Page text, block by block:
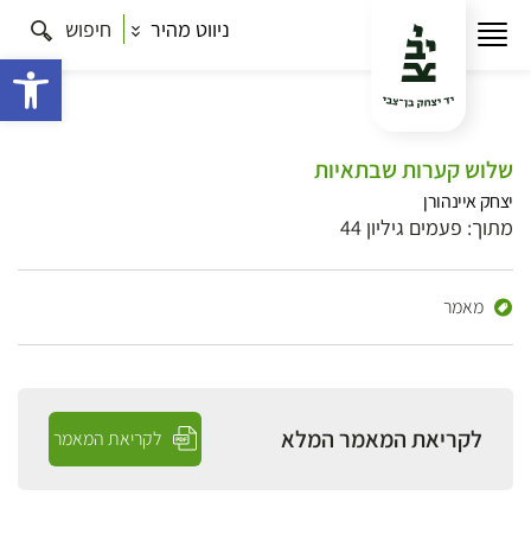
ניווט מהיר חיפוש
שלוש קערות שבתאיות
יצחק איינהורן
מתוך: פעמים גיליון 44
מאמר
לקריאת המאמר המלא לקריאת המאמר